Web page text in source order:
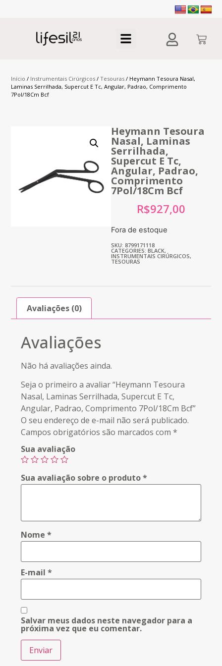
Início / Instrumentais Cirúrgicos /Tesouras / Heymann Tesoura Nasal,
Laminas Serrilhada, Supercut E Tc, Angular, Padrao, Comprimento
7Pol/18Cm Bcf
Heymann Tesoura
Nasal, Laminas
Serrilhada,
Supercut E Tc,
Angular, Padrao,
Comprimento
7Pol/18Cm Bcf
R$927,00
Fora de estoque
SKU: 8799171118
CATEGORIES: BLACK,
INSTRUMENTAIS CIRÚRGICOS,
TESOURAS
Avaliações (0)
Avaliações
Não há avaliações ainda.
Seja o primeiro a avaliar “Heymann Tesoura
Nasal, Laminas Serrilhada, Supercut E Tc,
Angular, Padrao, Comprimento 7Pol/18Cm Bcf”
O seu endereço de e-mail não será publicado.
Campos obrigatórios são marcados com*
Sua avaliação
Sua avaliação sobre o produto*
Nome*
E-mail*
Salvar meus dados neste navegador para a
próxima vez que eu comentar.